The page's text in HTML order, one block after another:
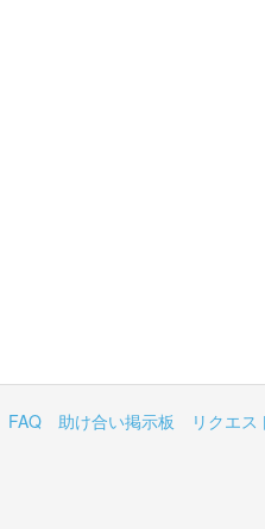
FAQ 助け合い掲示板 リクエス